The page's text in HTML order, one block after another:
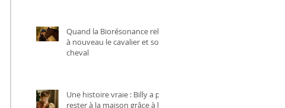
Quand la Biorésonance relie
à nouveau le cavalier et son
cheval
Une histoire vraie : Billy a pu
rester à la maison grâce à la